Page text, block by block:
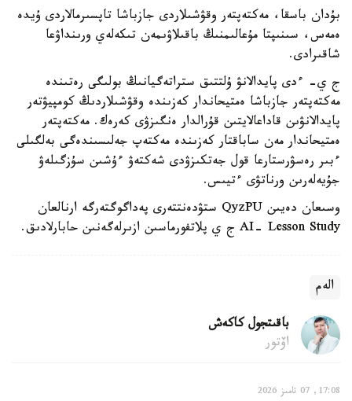
بۇدان باسقا، مەكتەپتەر وقۋشىلاردى جازباشا تاپسىرمالاردى ۇيدە
ەمەس، سىنىپتا مۇعالىمنىڭ باقىلاۋىمەن تىكەلەي ورىنداۋعا
شاقىرادى.
ج ي- ءدى پايدالانۋ ۇلتتىق ستراتەگيانىڭ بولىگى رەتىندە
مەكتەپتەر جازباشا ەمتيحاندار كەزىندە وقۋشىلاردىڭ كومپيۋتەر
پايدالانۋىن قاداعالايتىن قۇرالدار ەنگىزۋى كەرەك. مەكتەپتەر
ەمتيحاندار مەن ساباقتار كەزىندە مەكتەپ جەلىسىندەگى بەلگىلى
ءبىر رەسۋرستارعا قول جەتكىزۋدى شەكتەۋ ءۇشىن سۇزگىلەۋ
جۇيەلەرىن ورناتۋى ءتيىس.
وسىعان دەيىن QyzPU ستۋدەنتتەرى پەداگوگتەرگە ارنالعان
AI- Lesson Study ج ي پلاتفورماسىن ازىرلەگەنىن حابارلادىق.
الەم
باقىتجول كاكەش
اۆتور
17:08, 07 تامىز 2026